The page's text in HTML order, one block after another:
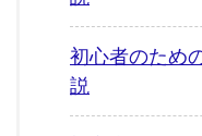
初心者のた
説